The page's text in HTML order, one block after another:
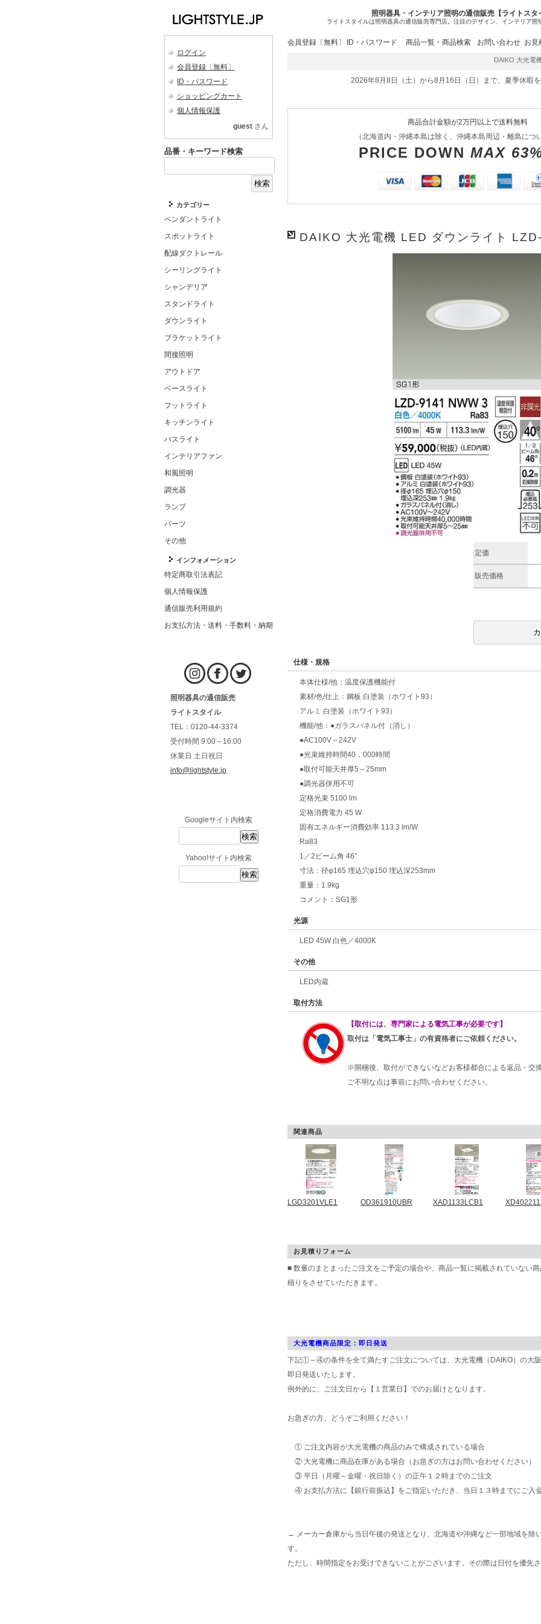
照明器具・インテリア照明の通信販売【ライトスタ
ライトスタイルは照明器具の通信販売専門店。注目のデザイン、インテリア照
ログイン
会員登録〔無料〕
ID・パスワード
ショッピングカート
個人情報保護
guest さん
品番・キーワード検索
カテゴリー
ペンダントライト
スポットライト
配線ダクトレール
シーリングライト
シャンデリア
スタンドライト
ダウンライト
ブラケットライト
間接照明
アウトドア
ベースライト
フットライト
キッチンライト
バスライト
インテリアファン
和風照明
調光器
ランプ
パーツ
その他
インフォメーション
特定商取引法表記
個人情報保護
通信販売利用規約
お支払方法・送料・手数料・納期
照明器具の通信販売
ライトスタイル
TEL：0120-44-3374
受付時間 9:00～16:00
休業日 土日祝日
info@lightstyle.jp
Googleサイト内検索
Yahoo!サイト内検索
会員登録〔無料〕 ID・パスワード 商品一覧・商品検索 お問い合わせ お見
DAIKO 大光電機
2026年8月8日（土）から8月16日（日）まで、夏季休暇
商品合計金額が2万円以上で送料無料
（北海道内・沖縄本島は除く、沖縄本島周辺・離島につ
PRICE DOWN MAX
DAIKO 大光電機 LED ダウンライト
定価
販売価格
仕様・規格
本体仕様/他：温度保護機能付
素材/色/仕上：鋼板 白塗装（ホワイト93）
アルミ 白塗装（ホワイト93）
機能/他：●ガラスパネル付（消し）
●AC100V～242V
●光束維持時間40，000時間
●取付可能天井厚5～25mm
●調光器併用不可
定格光束 5100 lm
定格消費電力 45 W
固有エネルギー消費効率 113.3 lm/W
Ra83
1／2ビーム角 46°
寸法：径φ165 埋込穴φ150 埋込深253mm
重量：1.9kg
コメント：SG1形
光源
LED 45W 白色／4000K
その他
LED内蔵
取付方法
【取付には、専門家による電気工事が必要です】
取付は「電気工事士」の有資格者にご依頼ください。
※開梱後、取付ができないなどお客様都合による返品・交
ご不明な点は事前にお問い合わせください。
関連商品
LGD3201VLE1 OD361910UBR XAD1133LCB1
お見積りフォーム
■ 数量のまとまったご注文をご予定の場合や、商品一覧に掲載されていない
積りをさせていただきます。
大光電機商品限定：即日発送
下記①～④の条件を全て満たすご注文については、大光電機（DAIKO）の大阪
即日発送いたします。
例外的に、ご注文日から【１営業日】でのお届けとなります。
お急ぎの方、どうぞご利用ください！
① ご注文内容が大光電機の商品のみで構成されている場合
② 大光電機に商品在庫がある場合（お急ぎの方はお問い合わせください）
③ 平日（月曜～金曜・祝日除く）の正午１２時までのご注文
④ お支払方法に【銀行前振込】をご指定いただき、当日１３時までにご入
→ メーカー倉庫から当日午後の発送となり、北海道や沖縄など一部地域を除
す。
ただし、時間指定をお受けできないことがございます。その際は日付を優先さ